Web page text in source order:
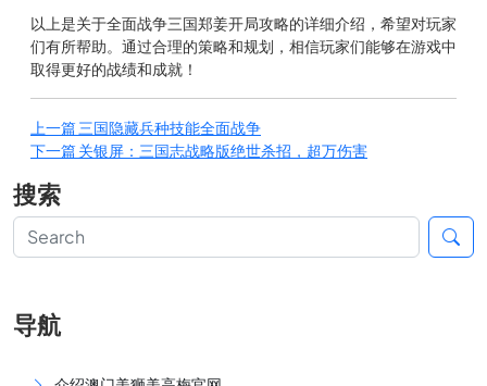
以上是关于全面战争三国郑姜开局攻略的详细介绍，希望对玩家
们有所帮助。通过合理的策略和规划，相信玩家们能够在游戏中
取得更好的战绩和成就！
上一篇三国隐藏兵种技能全面战争
下一篇关银屏：三国志战略版绝世杀招，超万伤害
搜索
导航